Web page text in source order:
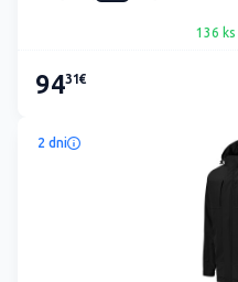
136
9431€
2 dni